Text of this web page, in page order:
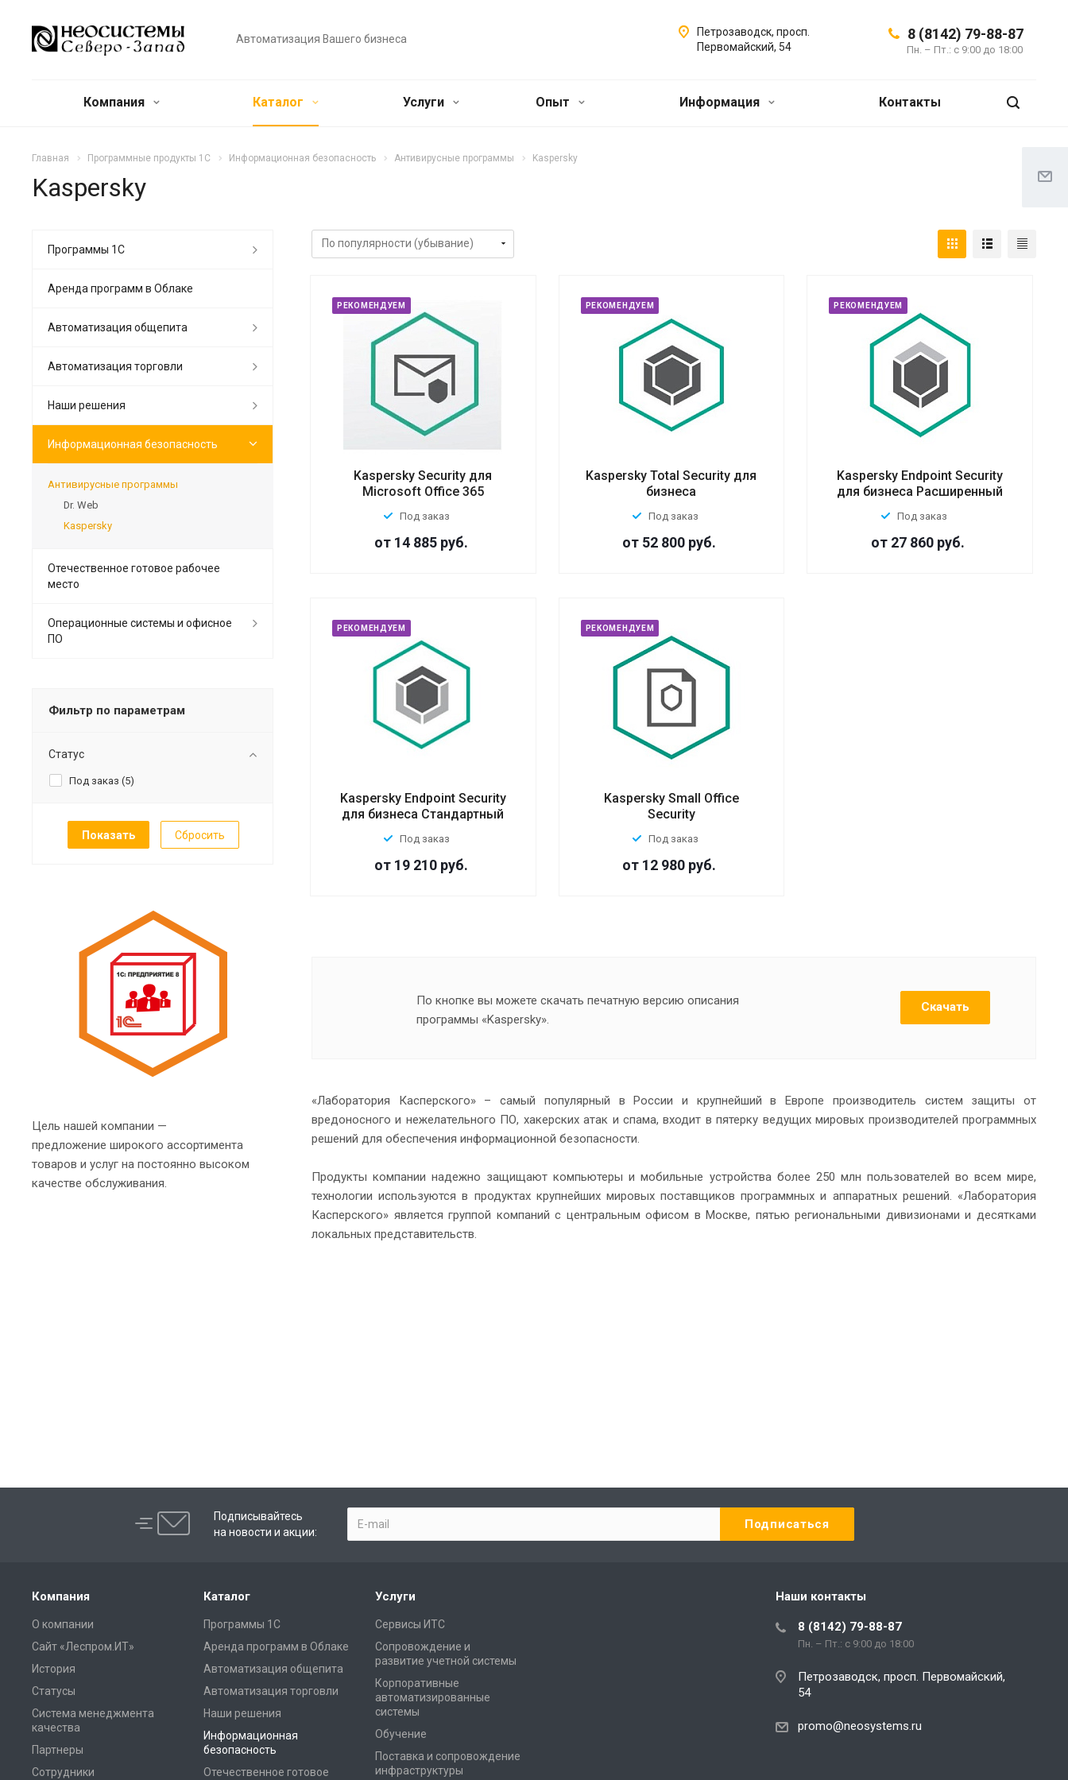
Автоматизация Вашего бизнеса 8 (8142) 79-88-87
Пн. – Пт.: с 9:00 до 18:00
Петрозаводск, просп.
Первомайский, 54
Компания Каталог Услуги Опыт Информация Контакты
Главная Программные продукты 1С Информационная безопасность Антивирусные программы Kaspersky
Kaspersky
РЕКОМЕНДУЕМ
Kaspersky Security для
Microsoft Office 365
Под заказ
от 14 885 руб.
РЕКОМЕНДУЕМ
Kaspersky Total Security для
бизнеса
Под заказ
от 52 800 руб.
РЕКОМЕНДУЕМ
Kaspersky Endpoint Security
для бизнеса Расширенный
Под заказ
от 27 860 руб.
РЕКОМЕНДУЕМ
Kaspersky Endpoint Security
для бизнеса Стандартный
Под заказ
от 19 210 руб.
РЕКОМЕНДУЕМ
Kaspersky Small Office
Security
Под заказ
от 12 980 руб.
По кнопке вы можете скачать печатную версию описания
программы «Kaspersky».
Скачать
«Лаборатория Касперского» – самый популярный в России и крупнейший в Европе производитель систем защиты от
вредоносного и нежелательного ПО, хакерских атак и спама, входит в пятерку ведущих мировых производителей программных
решений для обеспечения информационной безопасности.
Продукты компании надежно защищают компьютеры и мобильные устройства более 250 млн пользователей во всем мире,
технологии используются в продуктах крупнейших мировых поставщиков программных и аппаратных решений. «Лаборатория
Касперского» является группой компаний с центральным офисом в Москве, пятью региональными дивизионами и десятками
локальных представительств.
Программы 1С
Аренда программ в Облаке
Автоматизация общепита
Автоматизация торговли
Наши решения
Информационная безопасность
Антивирусные программы
Dr. Web
Kaspersky
Отечественное готовое рабочее
место
Операционные системы и офисное
ПО
Фильтр по параметрам
Статус
Под заказ (5)
Сбросить
Цель нашей компании —
предложение широкого ассортимента
товаров и услуг на постоянно высоком
качестве обслуживания.
Подписывайтесь
на новости и акции:
Компания
О компании
Сайт «Леспром.ИТ»
История
Статусы
Система менеджмента
качества
Партнеры
Сотрудники
Каталог
Программы 1С
Аренда программ в Облаке
Автоматизация общепита
Автоматизация торговли
Наши решения
Информационная
безопасность
Отечественное готовое
Услуги
Сервисы ИТС
Сопровождение и
развитие учетной системы
Корпоративные
автоматизированные
системы
Обучение
Поставка и сопровождение
инфраструктуры
Наши контакты
8 (8142) 79-88-87
Пн. – Пт.: с 9:00 до 18:00
Петрозаводск, просп. Первомайский,
54
promo@neosystems.ru